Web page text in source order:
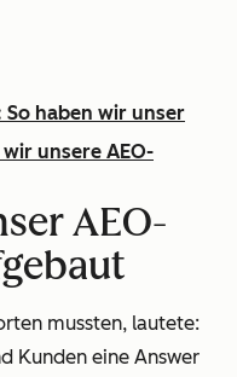
haben wir unser
unsere AEO-
AEO-
mussten, lautete:
Kunden eine Answer